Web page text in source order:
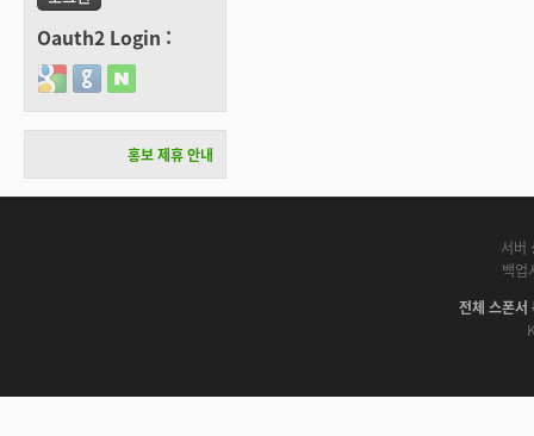
Oauth2 Login :
Login with Google
Login with GitHub
Login with Naver
홍보 제휴 안내
서버
백업
전체 스폰서